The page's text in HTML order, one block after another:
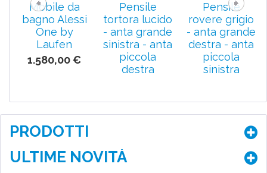
Mobile da
bagno Alessi
One by
Laufen
1.580,00 €
Pensile
tortora lucido
- anta grande
sinistra - anta
piccola
destra
Pensile
rovere grigio
- anta grande
destra - anta
piccola
sinistra
PRODOTTI
ULTIME NOVITÀ